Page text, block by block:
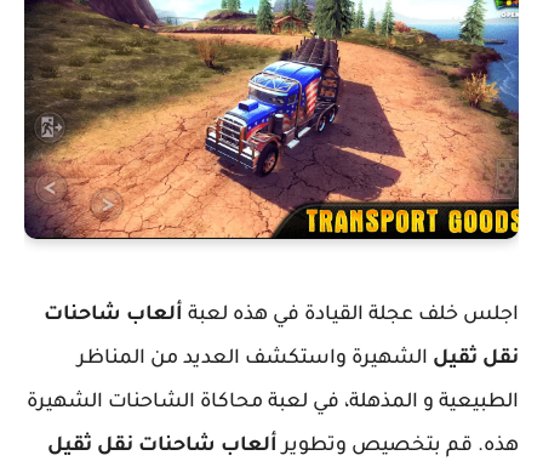
اجلس خلف عجلة القيادة في هذه لعبة ألعاب شاحنات
نقل ثقيل الشهيرة واستكشف العديد من المناظر
الطبيعية و المذهلة، في لعبة محاكاة الشاحنات الشهيرة
هذه. قم بتخصيص وتطوير ألعاب شاحنات نقل ثقيل